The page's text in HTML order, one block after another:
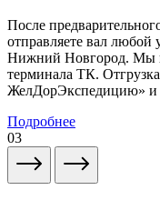
После
отправляете вал любой
Нижний Новгород. Мы
терминала ТК.
ЖелДорЭкспедицию»
Подробнее
03